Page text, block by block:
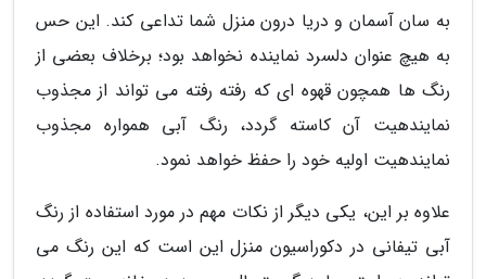
به سان آسمان و دریا درون منزل شما تداعی کند. این حس
به هیچ عنوان دلسرد نماینده نخواهد بود؛ برخلاف بعضی از
رنگ ها همچون قهوه ای که رفته رفته می تواند از مجذوب
نمایندهیت آن کاسته گردد، رنگ آبی همواره مجذوب
نمایندهیت اولیه خود را حفظ خواهد نمود.
علاوه بر این، یکی دیگر از نکات مهم در مورد استفاده از رنگ
آبی تیفانی در دکوراسیون منزل این است که این رنگ می